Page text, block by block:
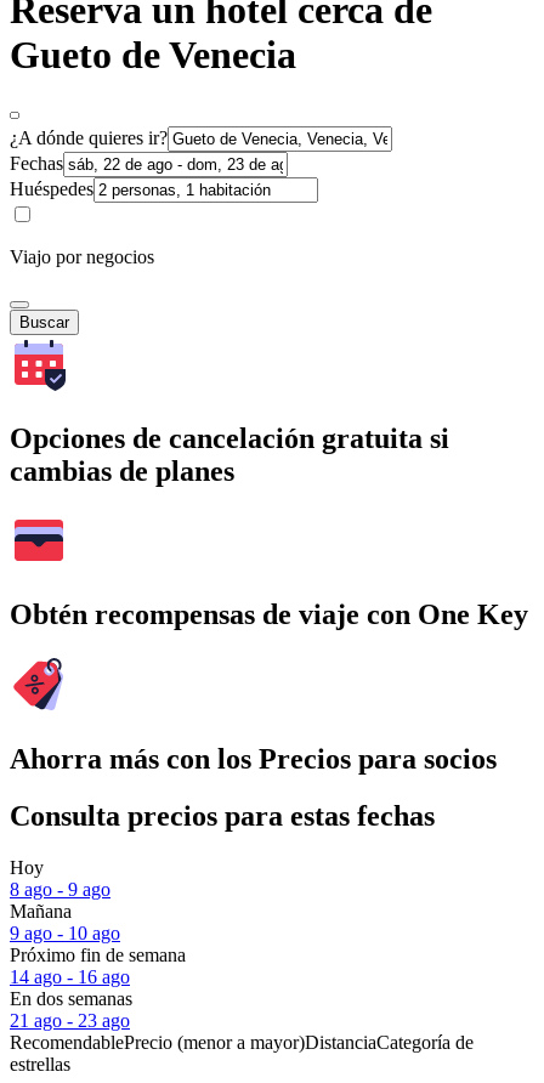
Reserva un hotel cerca de
Gueto de Venecia
¿A dónde quieres ir?
Fechas
Huéspedes
Viajo por negocios
Buscar
Opciones de cancelación gratuita si
cambias de planes
Obtén recompensas de viaje con One Key
Ahorra más con los Precios para socios
Consulta precios para estas fechas
Hoy
8 ago - 9 ago
Mañana
9 ago - 10 ago
Próximo fin de semana
14 ago - 16 ago
En dos semanas
21 ago - 23 ago
RecomendablePrecio (menor a mayor)DistanciaCategoría de
estrellas